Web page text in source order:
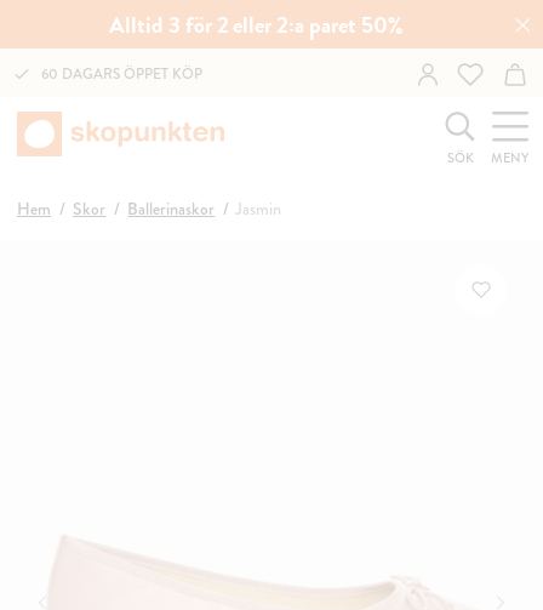
Alltid 3 för 2 eller 2:a paret 50%
60 DAGARS ÖPPET KÖP
SÖK MENY
Hem Skor Ballerinaskor Jasmin